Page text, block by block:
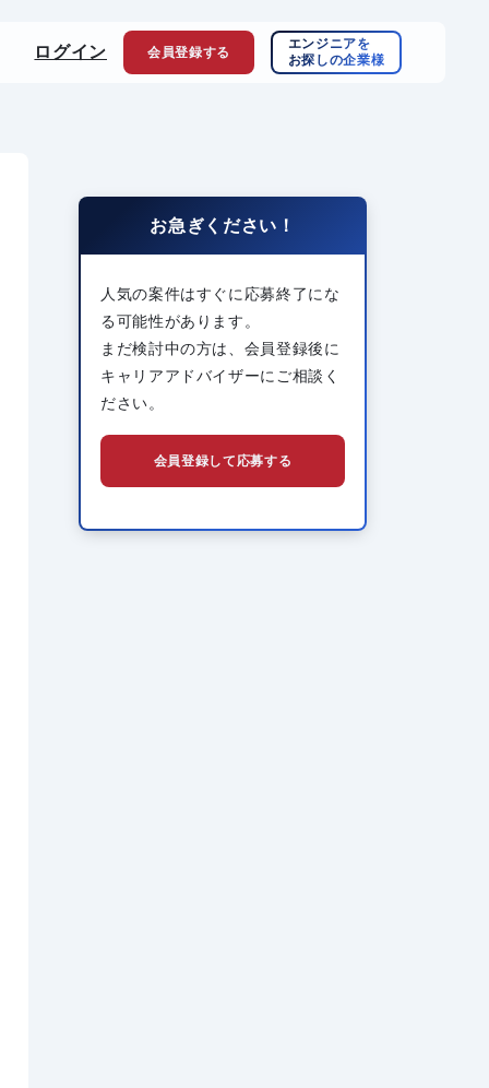
ログイン 会員登録する
エンジニアを
お探しの企業様
お急ぎください！
人気の案件はすぐに応募終了にな
る可能性があります。
まだ検討中の方は、会員登録後に
キャリアアドバイザーにご相談く
ださい。
会員登録して応募する